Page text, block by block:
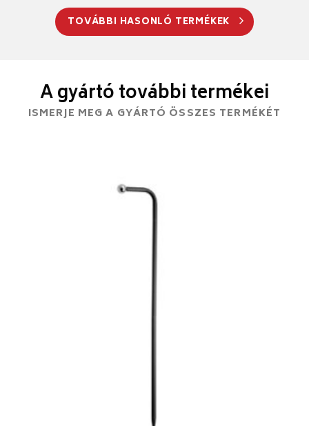
TOVÁBBI HASONLÓ TERMÉKEK
A gyártó további termékei
ISMERJE MEG A GYÁRTÓ ÖSSZES TERMÉKÉT